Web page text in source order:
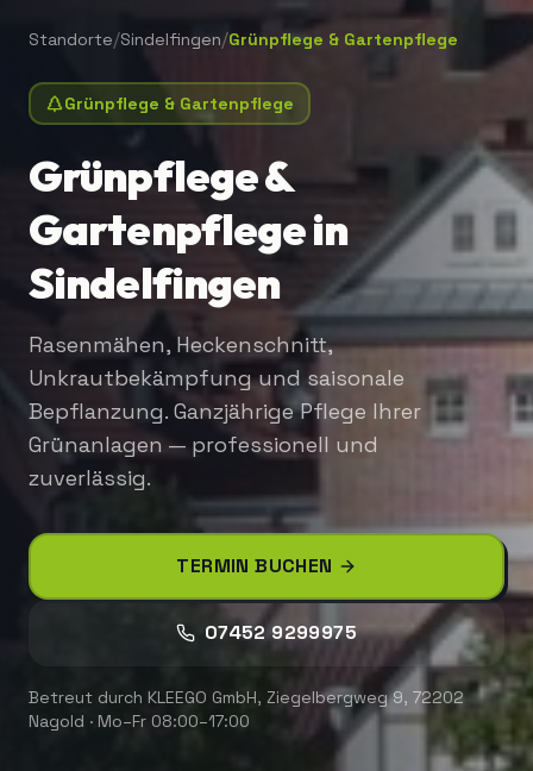
Standorte/Sindelfingen/Grünpflege & Gartenpflege
Grünpflege & Gartenpflege
Grünpflege &
Gartenpflege in
Sindelfingen
Rasenmähen, Heckenschnitt,
Unkrautbekämpfung und saisonale
Bepflanzung. Ganzjährige Pflege Ihrer
Grünanlagen — professionell und
zuverlässig.
TERMIN BUCHEN
07452 9299975
Betreut durch KLEEGO GmbH, Ziegelbergweg 9, 72202
Nagold · Mo–Fr 08:00–17:00